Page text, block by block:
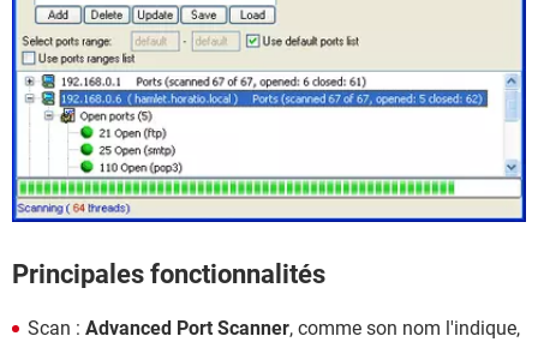
Principales fonctionnalités
Scan : Advanced Port Scanner, comme son nom l'indique,